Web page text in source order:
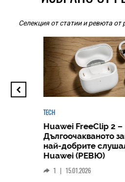
Селекция от статии и ревюта от
TECH
Huawei FreeClip 2 –
Дългоочакваното
най-добрите
Huawei (РЕВЮ)
1 | 15.01.2026